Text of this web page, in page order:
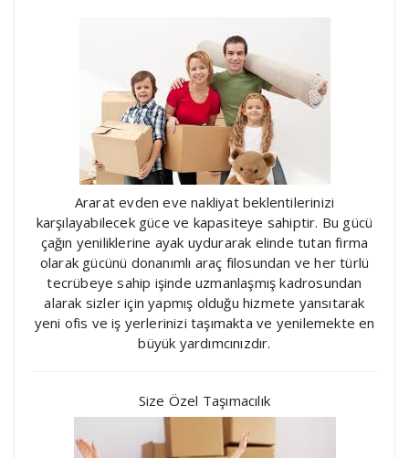
Ararat evden eve nakliyat beklentilerinizi
karşılayabilecek güce ve kapasiteye sahiptir. Bu gücü
çağın yeniliklerine ayak uydurarak elinde tutan firma
olarak gücünü donanımlı araç filosundan ve her türlü
tecrübeye sahip işinde uzmanlaşmış kadrosundan
alarak sizler için yapmış olduğu hizmete yansıtarak
yeni ofis ve iş yerlerinizi taşımakta ve yenilemekte en
büyük yardımcınızdır.
Size Özel Taşımacılık